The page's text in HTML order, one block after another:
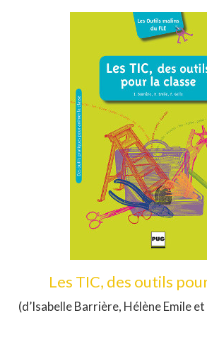
Les TIC, des outils
(d’Isabelle Barrière, Hélène Emile